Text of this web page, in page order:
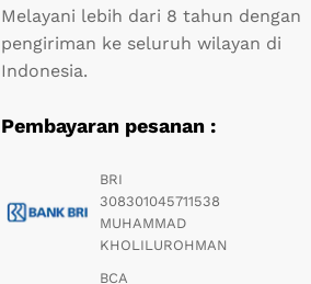
Melayani lebih dari 8 tahun dengan
pengiriman ke seluruh wilayan di
Indonesia.
Pembayaran pesanan :
BRI
308301045711538
MUHAMMAD
KHOLILUROHMAN
BCA